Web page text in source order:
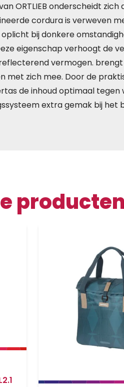
ORTLIEB onderscheidt
cordura is verweven
bij donkere
eigenschap verhoogt de
vermogen.
met zich mee. Door de
de inhoud optimaal tegen
extra gemak bij het
producten